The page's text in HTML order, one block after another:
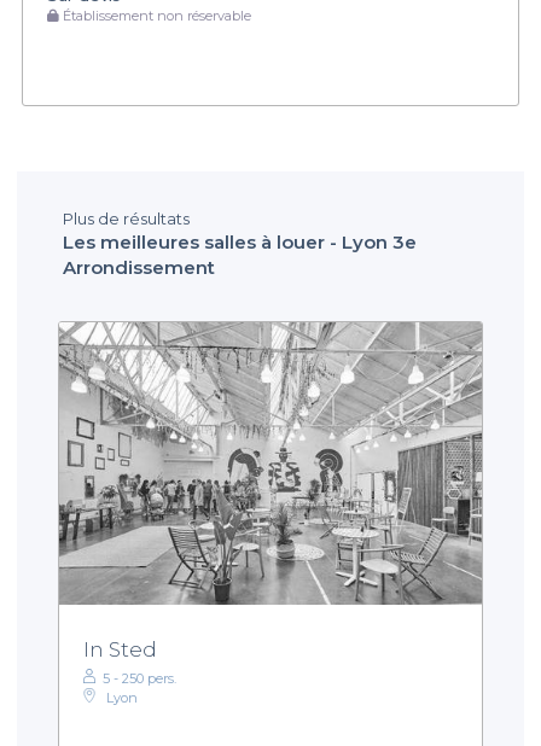
Établissement non réservable
Plus de résultats
Les meilleures salles à louer - Lyon 3e
Arrondissement
In Sted
5 - 250 pers.
Lyon